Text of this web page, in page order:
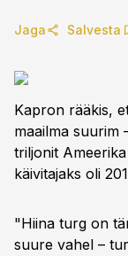
Jaga Salvesta
Kapron rääkis,
maailma suurim
triljonit
käivitajaks oli
"Hiina turg on
suure vahel –